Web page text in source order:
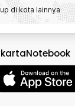
di kota lainnya